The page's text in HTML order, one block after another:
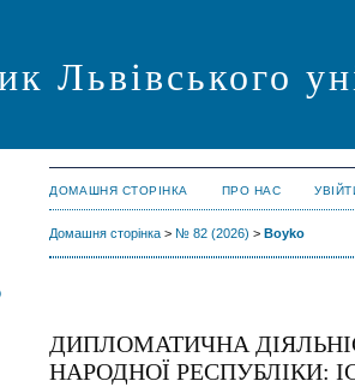
Львівського
ДОМАШНЯ СТОРІНКА ПРО НАС
Домашня сторінка > № 82 (2026) >Boyko
ДИПЛОМАТИЧНА
НАРОДНОЇ РЕСПУБЛІКИ: